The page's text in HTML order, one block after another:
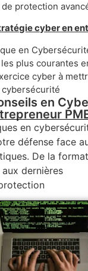
protection
cyber en
en
plus courantes
cyber à
en
en
défense face
De la
dernières